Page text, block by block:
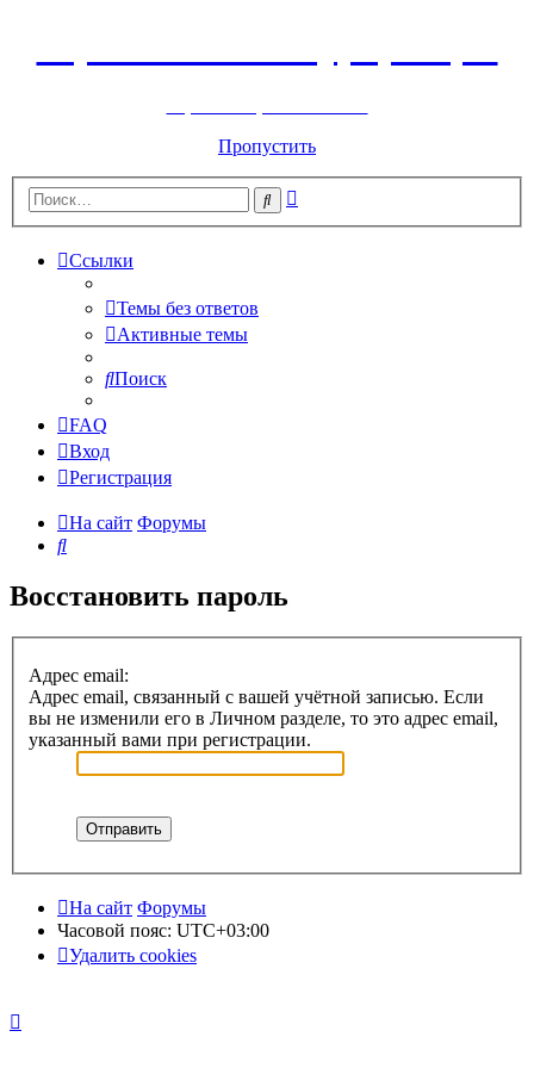
Пропустить
Поиск
Ссылки
Темы без ответов
Активные темы
Поиск
FAQ
Вход
Регистрация
На сайт Форумы
Поиск
Восстановить пароль
Адрес email:
Адрес email, связанный с вашей учётной записью. Если
вы не изменили его в Личном разделе, то это адрес email,
указанный вами при регистрации.
На сайт Форумы
Часовой пояс: UTC+03:00
Удалить cookies